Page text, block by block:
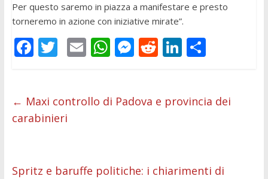
Per questo saremo in piazza a manifestare e presto
torneremo in azione con iniziative mirate”.
F
b
o
k
T
er
E
l
W
s
p
M
e
er
R
di
Li
e
C
di
← Maxi controllo di Padova e provincia dei
carabinieri
Spritz e baruffe politiche: i chiarimenti di